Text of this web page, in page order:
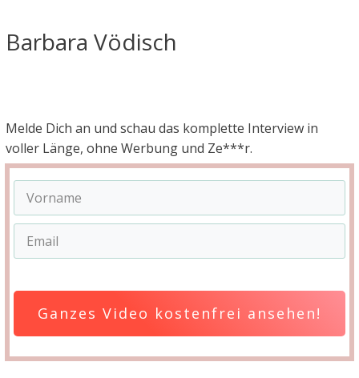
Barbara Vödisch
Melde Dich an und schau das komplette Interview in
voller Länge, ohne Werbung und Ze***r.
Ganzes Video kostenfrei ansehen!